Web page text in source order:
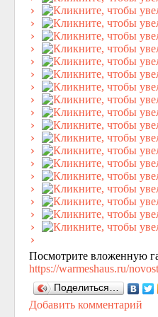
Посмотрите вложенную
https://warmeshaus.ru/
Поделиться…
Добавить комментарий